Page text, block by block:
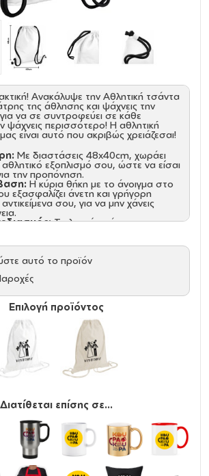
Ανακάλυψε την Αθλητική τσάντα
της άθλησης και ψάχνεις την
να σε συντροφεύει σε κάθε
περισσότερο! Η αθλητική
είναι αυτό που ακριβώς χρειάζεσαι!
Με διαστάσεις 48x40cm, χωράει
εξοπλισμό σου, ώστε να είσαι
την προπόνηση.
Η κύρια θήκη με το άνοιγμα στο
εξασφαλίζει άνετη και γρήγορη
σου, για να μην χάνεις
Το λευκό χρώμα της
εξοπλισμό σου να περιπλανιέται!
αθλητική τσάντα πλάτης που θα
κορδόνια)
48cm
ασφαλείας με φερμουάρ
Λίτρα
Επιλογή προϊόντος
αυτό το προϊόν
Διατίθεται επίσης σε...